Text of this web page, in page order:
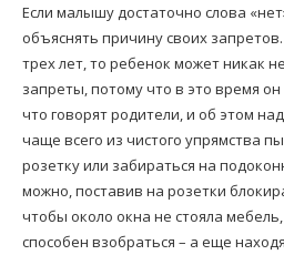
Если малышу достаточно слова
объяснять причину своих
трех лет, то ребенок может никак
запреты, потому что в это время он
что говорят родители, и об этом
чаще всего из чистого упрямства
розетку или забираться на
можно, поставив на розетки
чтобы около окна не стояла
способен взобраться – а еще